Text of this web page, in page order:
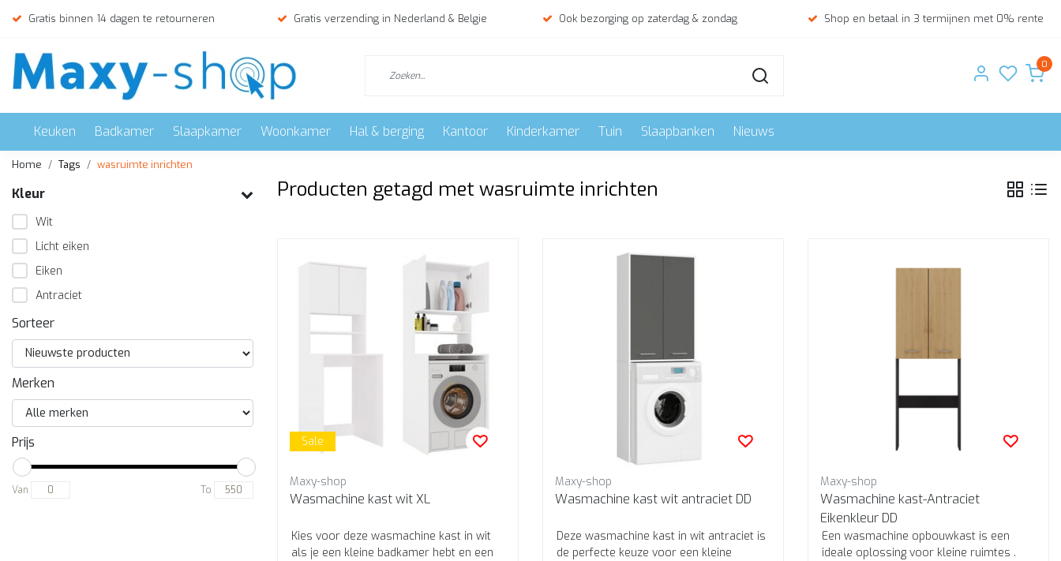
Gratis binnen 14 dagen te retourneren Gratis verzending in Nederland & Belgie Ook bezorging op zaterdag & zondag Shop en betaal in 3 termijnen met 0% rente
0
Keuken Badkamer Slaapkamer Woonkamer Hal & berging Kantoor Kinderkamer Tuin Slaapbanken Nieuws
Home Tags wasruimte inrichten
Kleur
Wit
Licht eiken
Eiken
Antraciet
Sorteer
Merken
Prijs
Van To
Producten getagd met wasruimte inrichten
Sale
Maxy-shop
Wasmachine kast wit XL
Kies voor deze wasmachine kast in wit
als je een kleine badkamer hebt en een
Maxy-shop
Wasmachine kast wit antraciet DD
Deze wasmachine kast in wit antraciet is
de perfecte keuze voor een kleine
Maxy-shop
Wasmachine kast-Antraciet
Eikenkleur DD
Een wasmachine opbouwkast is een
ideale oplossing voor kleine ruimtes .